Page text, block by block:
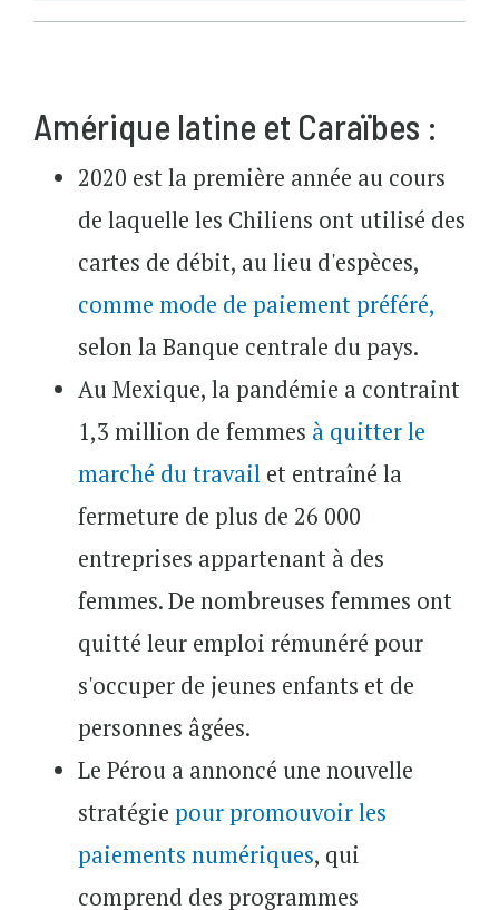
Amérique latine et Caraïbes :
2020 est la première année au cours
de laquelle les Chiliens ont utilisé des
cartes de débit, au lieu d'espèces,
comme mode de paiement préféré,
selon la Banque centrale du pays.
Au Mexique, la pandémie a contraint
1,3 million de femmes à quitter le
marché du travail et entraîné la
fermeture de plus de 26 000
entreprises appartenant à des
femmes. De nombreuses femmes ont
quitté leur emploi rémunéré pour
s'occuper de jeunes enfants et de
personnes âgées.
Le Pérou a annoncé une nouvelle
stratégie pour promouvoir les
paiements numériques, qui
comprend des programmes